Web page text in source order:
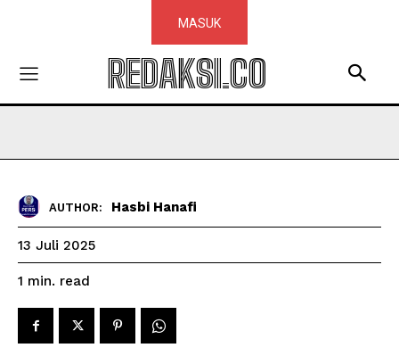
MASUK
REDAKSI.CO
AUTHOR: Hasbi Hanafi
13 Juli 2025
1 min. read